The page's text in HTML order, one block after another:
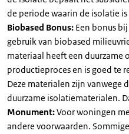
de periode waarin de isolatie
Biobased Bonus: Een bonus
gebruik van biobased
materiaal heeft een
productieproces en is goed te
Deze materialen zijn vanwege
duurzame isolatiematerialen.
Monument:Voor woningen
andere voorwaarden.